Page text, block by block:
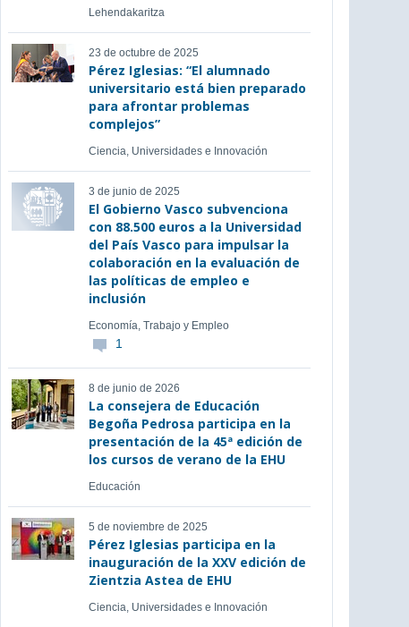
Lehendakaritza
23 de octubre de 2025
Pérez Iglesias: “El alumnado
universitario está bien preparado
para afrontar problemas
complejos”
Ciencia, Universidades e Innovación
3 de junio de 2025
El Gobierno Vasco subvenciona
con 88.500 euros a la Universidad
del País Vasco para impulsar la
colaboración en la evaluación de
las políticas de empleo e
inclusión
Economía, Trabajo y Empleo
1
8 de junio de 2026
La consejera de Educación
Begoña Pedrosa participa en la
presentación de la 45ª edición de
los cursos de verano de la EHU
Educación
5 de noviembre de 2025
Pérez Iglesias participa en la
inauguración de la XXV edición de
Zientzia Astea de EHU
Ciencia, Universidades e Innovación